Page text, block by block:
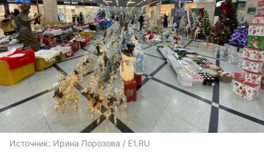
Источник: Ирина Порозова / E1.RU